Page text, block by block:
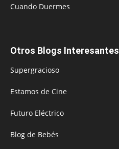
Cuando Duermes
Otros Blogs Interesantes
Supergracioso
Estamos de Cine
Futuro Eléctrico
Blog de Bebés